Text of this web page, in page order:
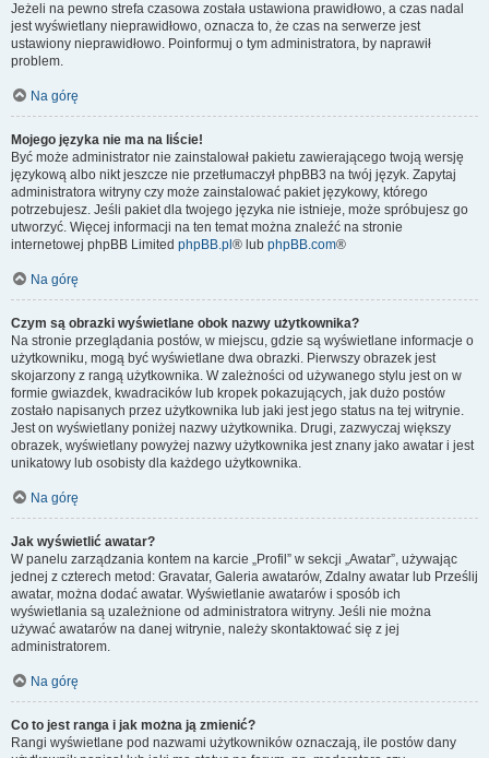
Jeżeli na pewno strefa czasowa została ustawiona prawidłowo, a czas nadal
jest wyświetlany nieprawidłowo, oznacza to, że czas na serwerze jest
ustawiony nieprawidłowo. Poinformuj o tym administratora, by naprawił
problem.
Na górę
Mojego języka nie ma na liście!
Być może administrator nie zainstalował pakietu zawierającego twoją wersję
językową albo nikt jeszcze nie przetłumaczył phpBB3 na twój język. Zapytaj
administratora witryny czy może zainstalować pakiet językowy, którego
potrzebujesz. Jeśli pakiet dla twojego języka nie istnieje, może spróbujesz go
utworzyć. Więcej informacji na ten temat można znaleźć na stronie
internetowej phpBB Limited phpBB.pl ® lub phpBB.com®
Na górę
Czym są obrazki wyświetlane obok nazwy użytkownika?
Na stronie przeglądania postów, w miejscu, gdzie są wyświetlane informacje o
użytkowniku, mogą być wyświetlane dwa obrazki. Pierwszy obrazek jest
skojarzony z rangą użytkownika. W zależności od używanego stylu jest on w
formie gwiazdek, kwadracików lub kropek pokazujących, jak dużo postów
zostało napisanych przez użytkownika lub jaki jest jego status na tej witrynie.
Jest on wyświetlany poniżej nazwy użytkownika. Drugi, zazwyczaj większy
obrazek, wyświetlany powyżej nazwy użytkownika jest znany jako awatar i jest
unikatowy lub osobisty dla każdego użytkownika.
Na górę
Jak wyświetlić awatar?
W panelu zarządzania kontem na karcie „Profil” w sekcji „Awatar”, używając
jednej z czterech metod: Gravatar, Galeria awatarów, Zdalny awatar lub Prześlij
awatar, można dodać awatar. Wyświetlanie awatarów i sposób ich
wyświetlania są uzależnione od administratora witryny. Jeśli nie można
używać awatarów na danej witrynie, należy skontaktować się z jej
administratorem.
Na górę
Co to jest ranga i jak można ją zmienić?
Rangi wyświetlane pod nazwami użytkowników oznaczają, ile postów dany